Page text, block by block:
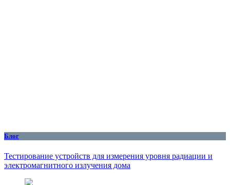
Блог
Тестирование устройств для измерения уровня радиации и
электромагнитного излучения дома